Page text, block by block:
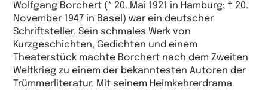
Wolfgang Borchert (* 20. Mai 1921 in Hamburg; † 20.
November 1947 in Basel) war ein deutscher
Schriftsteller. Sein schmales Werk von
Kurzgeschichten, Gedichten und einem
Theaterstück machte Borchert nach dem Zweiten
Weltkrieg zu einem der bekanntesten Autoren der
Trümmerliteratur. Mit seinem Heimkehrerdrama